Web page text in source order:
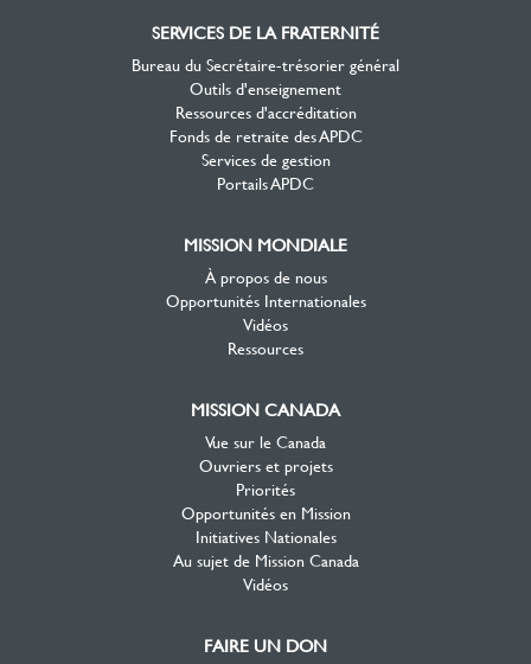
SERVICES DE LA FRATERNITÉ
Bureau du Secrétaire-trésorier général
Outils d'enseignement
Ressources d'accréditation
Fonds de retraite des APDC
Services de gestion
Portails APDC
MISSION MONDIALE
À propos de nous
Opportunités Internationales
Vidéos
Ressources
MISSION CANADA
Vue sur le Canada
Ouvriers et projets
Priorités
Opportunités en Mission
Initiatives Nationales
Au sujet de Mission Canada
Vidéos
FAIRE UN DON